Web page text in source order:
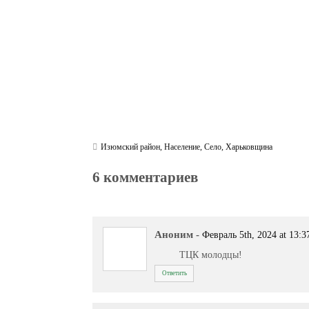
Изюмский район ,Население ,Село ,Харьковщина
6 комментариев
Аноним - Февраль 5th, 2024 at
ТЦК молодцы!
Ответить